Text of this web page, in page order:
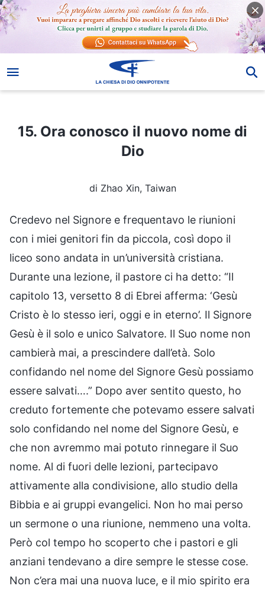
15. Ora conosco il nuovo nome di Dio
15. Ora conosco il nuovo nome di
Dio
di Zhao Xin, Taiwan
Credevo nel Signore e frequentavo le riunioni
con i miei genitori fin da piccola, così dopo il
liceo sono andata in un’università cristiana.
Durante una lezione, il pastore ci ha detto: “Il
capitolo 13, versetto 8 di Ebrei afferma: ‘Gesù
Cristo è lo stesso ieri, oggi e in eterno’. Il Signore
Gesù è il solo e unico Salvatore. Il Suo nome non
cambierà mai, a prescindere dall’età. Solo
confidando nel nome del Signore Gesù possiamo
essere salvati….” Dopo aver sentito questo, ho
creduto fortemente che potevamo essere salvati
solo confidando nel nome del Signore Gesù, e
che non avremmo mai potuto rinnegare il Suo
nome. Al di fuori delle lezioni, partecipavo
attivamente alla condivisione, allo studio della
Bibbia e ai gruppi evangelici. Non ho mai perso
un sermone o una riunione, nemmeno una volta.
Però col tempo ho scoperto che i pastori e gli
anziani tendevano a dire sempre le stesse cose.
Non c’era mai una nuova luce, e il mio spirito era